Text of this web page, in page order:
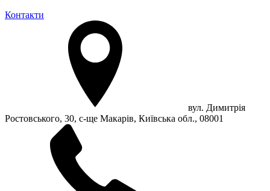
Контакти
вул. Димитрія
Ростовського, 30, с-ще Макарів, Київська обл., 08001